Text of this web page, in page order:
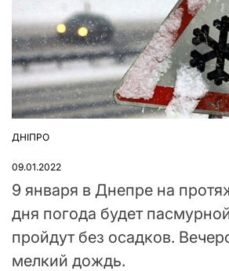
ОПУБЛІКУВАТИ
ДНІПРО
09.01.2022
9 января в Днепре на
дня погода будет
пройдут без осадков.
мелкий дождь.